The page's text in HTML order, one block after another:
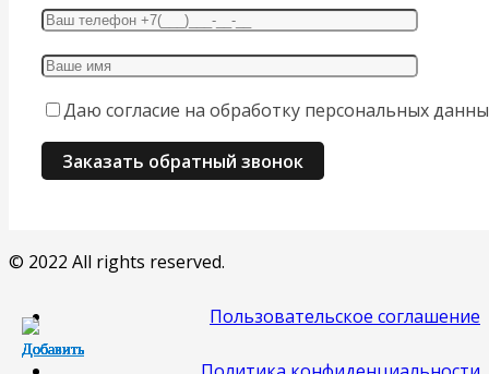
Даю согласие на обработку персональных
© 2022 All rights reserved.
Пользовательское соглашение